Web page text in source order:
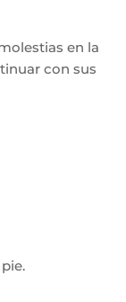
en la
con sus